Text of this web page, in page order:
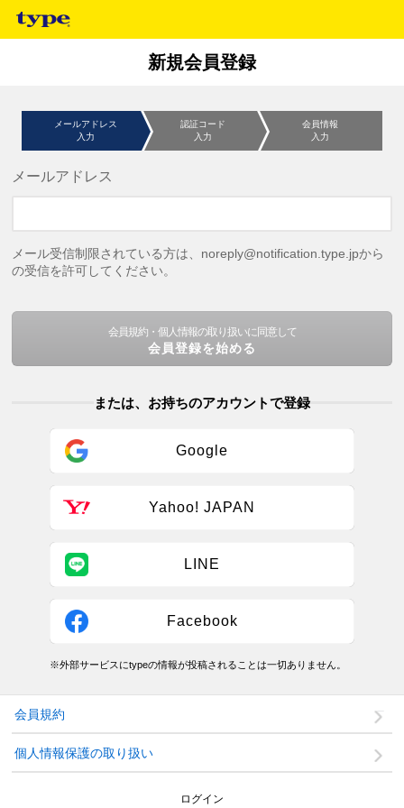
新規会員登録
メールアドレス
入力
認証コード
入力
会員情報
入力
メールアドレス
メール受信制限されている方は、noreply@notification.type.jpから
の受信を許可してください。
会員規約・個人情報の取り扱いに同意して
会員登録を始める
または、お持ちのアカウントで登録
Google
Yahoo! JAPAN
LINE
Facebook
※外部サービスにtypeの情報が投稿されることは一切ありません。
会員規約
個人情報保護の取り扱い
ログイン